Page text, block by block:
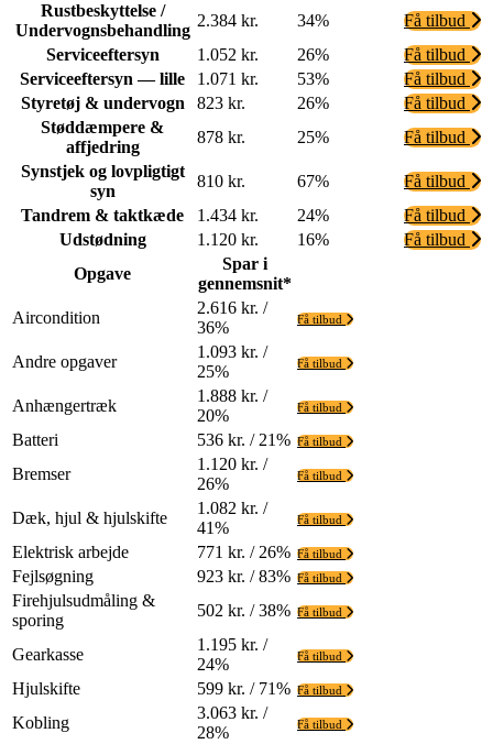
Rustbeskyttelse /
Undervognsbehandling
2.384 kr. 34%
Få tilbud
Serviceeftersyn
1.052 kr. 26%
Få tilbud
Serviceeftersyn — lille
1.071 kr. 53%
Få tilbud
Styretøj & undervogn
823 kr. 26%
Få tilbud
Støddæmpere &
affjedring
878 kr. 25%
Få tilbud
Synstjek og lovpligtigt
syn
810 kr. 67%
Få tilbud
Tandrem & taktkæde
1.434 kr. 24%
Få tilbud
Udstødning
1.120 kr. 16%
Få tilbud
Opgave
Spar i
gennemsnit*
Aircondition
2.616 kr. /
36%
Få tilbud
Andre opgaver
1.093 kr. /
25%
Få tilbud
Anhængertræk
1.888 kr. /
20%
Få tilbud
Batteri 536 kr. / 21% Få tilbud
Bremser
1.120 kr. /
26%
Få tilbud
Dæk, hjul & hjulskifte
1.082 kr. /
41%
Få tilbud
Elektrisk arbejde 771 kr. / 26% Få tilbud
Fejlsøgning 923 kr. / 83% Få tilbud
Firehjulsudmåling &
sporing
502 kr. / 38% Få tilbud
Gearkasse
1.195 kr. /
24%
Få tilbud
Hjulskifte 599 kr. / 71% Få tilbud
Kobling
3.063 kr. /
28%
Få tilbud